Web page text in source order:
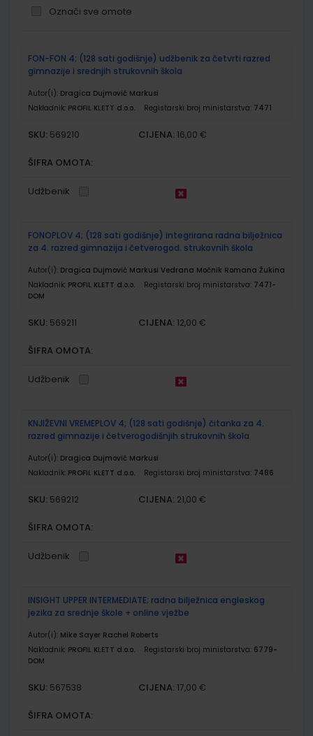
Označi sve omote
proizvodi
FON-FON 4; (128 sati godišnje) udžbenik za četvrti razred
gimnazije i srednjih strukovnih škola
Autor(i): Dragica Dujmović Markusi
Nakladnik: PROFIL KLETT d.o.o. Registarski broj ministarstva: 7471
SKU: 569210 CIJENA: 16,00 €
ŠIFRA OMOTA:
Udžbenik
FONOPLOV 4; (128 sati godišnje) integrirana radna bilježnica
za 4. razred gimnazija i četverogod. strukovnih škola
Autor(i): Dragica Dujmović Markusi Vedrana Močnik Romana Žukina
Nakladnik: PROFIL KLETT d.o.o. Registarski broj ministarstva: 7471-
DOM
SKU: 569211 CIJENA: 12,00 €
ŠIFRA OMOTA:
Udžbenik
KNJIŽEVNI VREMEPLOV 4; (128 sati godišnje) čitanka za 4.
razred gimnazije i četverogodišnjih strukovnih škola
Autor(i): Dragica Dujmović Markusi
Nakladnik: PROFIL KLETT d.o.o. Registarski broj ministarstva: 7486
SKU: 569212 CIJENA: 21,00 €
ŠIFRA OMOTA:
Udžbenik
INSIGHT UPPER INTERMEDIATE; radna bilježnica engleskog
jezika za srednje škole + online vježbe
Autor(i): Mike Sayer Rachel Roberts
Nakladnik: PROFIL KLETT d.o.o. Registarski broj ministarstva: 6779-
DOM
SKU: 567538 CIJENA: 17,00 €
ŠIFRA OMOTA: